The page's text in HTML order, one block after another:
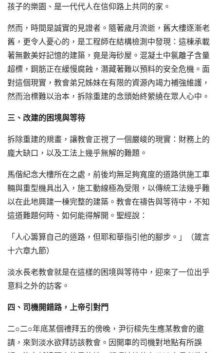
孩子的樂園、是一代代人在信仰路上共同的家。
然而，時間是誠實的見證者。隨著歲月流逝，舊大樓逐漸老
舊，更令人憂心的，是工程師在結構檢測中發現：這棟承載
著無數美好記憶的建築，竟是海砂屋。混凝土中氯離子含量
超標，鋼筋正在緩慢腐蝕，潛藏著難以預料的安全危機。面
對這個現實，教會弟兄姊妹在有限的資源內竭力補強維護，
然而治標難以治本，拆除重建的念頭始終縈繞在眾人心中。
三、改建的困境與等待
拆除重建的規畫，讓教會正視了一個嚴峻的現實：財務上的
龐大缺口，以及工法上幾乎無解的難題。
馬偕紀念大樓所在之處，前後均無足夠寬度的道路供施工車
輛與重型機具出入，施工動線極為受限，以傳統工法幾乎難
以在此地興建一棟完整的建築。教會在禱告與等待中，不知
這道難題何時、如何能得解開。聖經說：
「人心籌算自己的道路，但耶和華指引他的腳步。」（箴言
十六章九節）
淡水長老教會就是在這樣的困境與等待中，迎來了一位出乎
意料之外的訪客。
四、司機開錯路，上帝引對門
二○二○年底某個禮拜五的傍晚，尹衍樑先生應某教會的邀
請，來到淡水欲拜訪該教會。因開車的司機對地點有所誤